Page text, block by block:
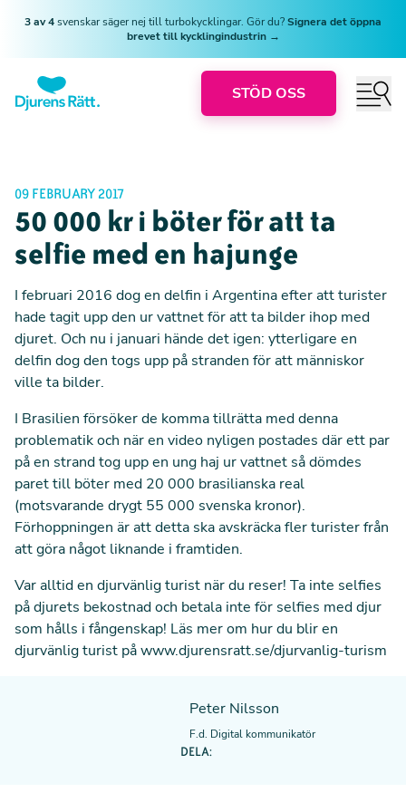
3 av 4svenskar säger nej till turbokycklingar. Gör du?Signera det öppna
brevet till kycklingindustrin →
STÖD OSS
09 FEBRUARY 2017
50 000 kr i böter för att ta
selfie med en hajunge
I februari 2016 dog en delfin i Argentina efter att turister
hade tagit upp den ur vattnet för att ta bilder ihop med
djuret. Och nu i januari hände det igen: ytterligare en
delfin dog den togs upp på stranden för att människor
ville ta bilder.
I Brasilien försöker de komma tillrätta med denna
problematik och när en video nyligen postades där ett par
på en strand tog upp en ung haj ur vattnet så dömdes
paret till böter med 20 000 brasilianska real
(motsvarande drygt 55 000 svenska kronor).
Förhoppningen är att detta ska avskräcka fler turister från
att göra något liknande i framtiden.
Var alltid en djurvänlig turist när du reser! Ta inte selfies
på djurets bekostnad och betala inte för selfies med djur
som hålls i fångenskap! Läs mer om hur du blir en
djurvänlig turist påwww.djurensratt.se/djurvanlig-turism
Peter Nilsson
F.d. Digital kommunikatör
DELA: